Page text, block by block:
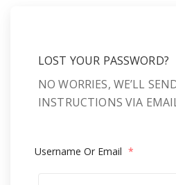
LOST YOUR PASSWORD?
NO WORRIES, WE’LL
INSTRUCTIONS VIA
Username Or Email *